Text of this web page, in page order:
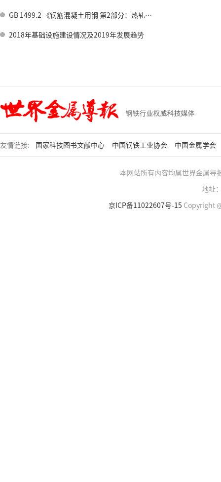
GB 1499.2 《钢筋混凝土用钢 第2部分：热轧带肋钢筋》标准修订情况
2018年基础设施建设情况及2019年发展趋势
友情链接: 国家科技图书文献中心 中国钢铁工业协会 中国金属学会
本网站所有内容均属世界金属导
地址
京ICP备11022607号-15 Copyright